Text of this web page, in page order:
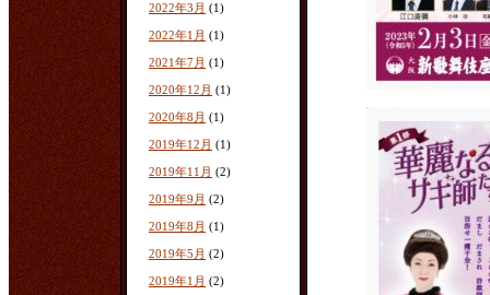
2022年3月 (1)
2022年1月 (1)
2021年7月 (1)
2020年12月 (1)
2020年8月 (1)
2019年12月 (1)
2019年11月 (2)
2019年9月 (2)
2019年8月 (1)
2019年5月 (2)
2019年1月 (2)